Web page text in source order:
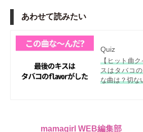
あわせて読みたい
Quiz
【ヒット曲
スはタバコ
な曲は？切な
mamagirl WEB編集部